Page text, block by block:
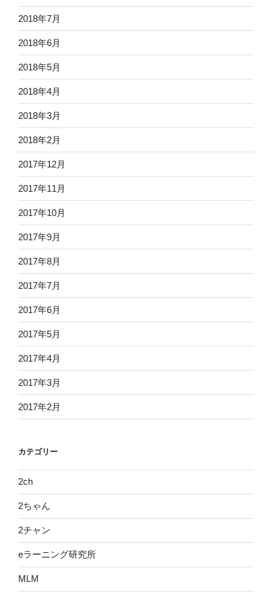
2018年7月
2018年6月
2018年5月
2018年4月
2018年3月
2018年2月
2017年12月
2017年11月
2017年10月
2017年9月
2017年8月
2017年7月
2017年6月
2017年5月
2017年4月
2017年3月
2017年2月
カテゴリー
2ch
2ちゃん
2チャン
eラーニング研究所
MLM